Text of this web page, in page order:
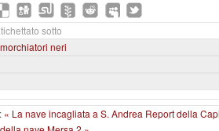
sotto
neri
« La nave incagliata a S. Andrea Report della